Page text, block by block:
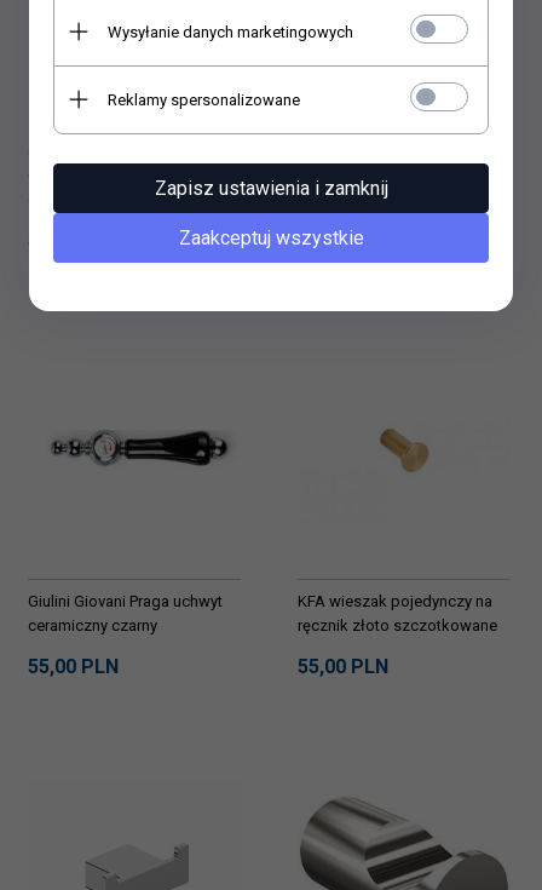
dozownik płynu chrom
54,
dozownik płynu szary
55,00 PLN
Giulini Giovani Praga uchwyt
ceramiczny czarny
55,00 PLN
KFA wieszak pojedynczy na
ręcznik złoto szczotkowane
55,00 PLN
Wysyłanie danych marketingowych
Reklamy spersonalizowane
Zapisz ustawienia i zamknij
Zaakceptuj wszystkie